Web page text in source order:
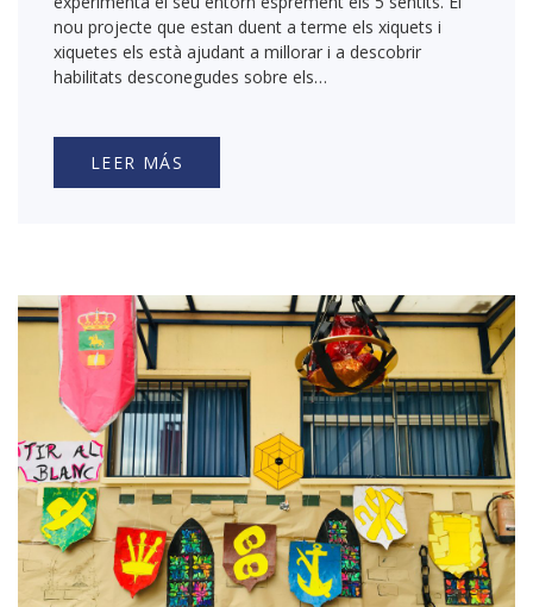
nou projecte que estan duent a terme els xiquets i
xiquetes els està ajudant a millorar i a descobrir
habilitats desconegudes sobre els…
LEER MÁS